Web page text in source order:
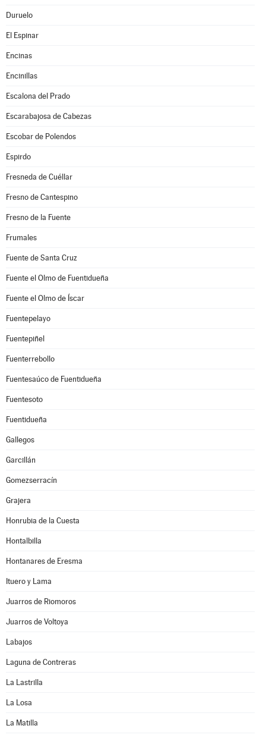
Duruelo
El Espinar
Encinas
Encinillas
Escalona del Prado
Escarabajosa de Cabezas
Escobar de Polendos
Espirdo
Fresneda de Cuéllar
Fresno de Cantespino
Fresno de la Fuente
Frumales
Fuente de Santa Cruz
Fuente el Olmo de Fuentidueña
Fuente el Olmo de Íscar
Fuentepelayo
Fuentepiñel
Fuenterrebollo
Fuentesaúco de Fuentidueña
Fuentesoto
Fuentidueña
Gallegos
Garcillán
Gomezserracín
Grajera
Honrubia de la Cuesta
Hontalbilla
Hontanares de Eresma
Ituero y Lama
Juarros de Riomoros
Juarros de Voltoya
Labajos
Laguna de Contreras
La Lastrilla
La Losa
La Matilla